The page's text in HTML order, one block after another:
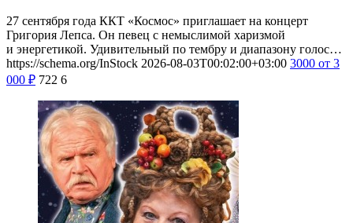
27 сентября года ККТ «Космос» приглашает на концерт
Григория Лепса. Он певец с немыслимой харизмой
и энергетикой. Удивительный по тембру и диапазону голос…
https://schema.org/InStock 2026-08-03T00:02:00+03:00 3000 от 3
000 ₽ 722 6